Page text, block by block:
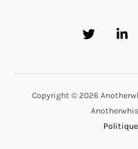
Copyright © 2026